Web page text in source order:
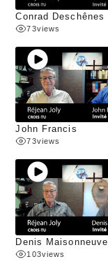
Conrad Deschênes
73views
John Francis
73views
Denis Maisonneuve
103views